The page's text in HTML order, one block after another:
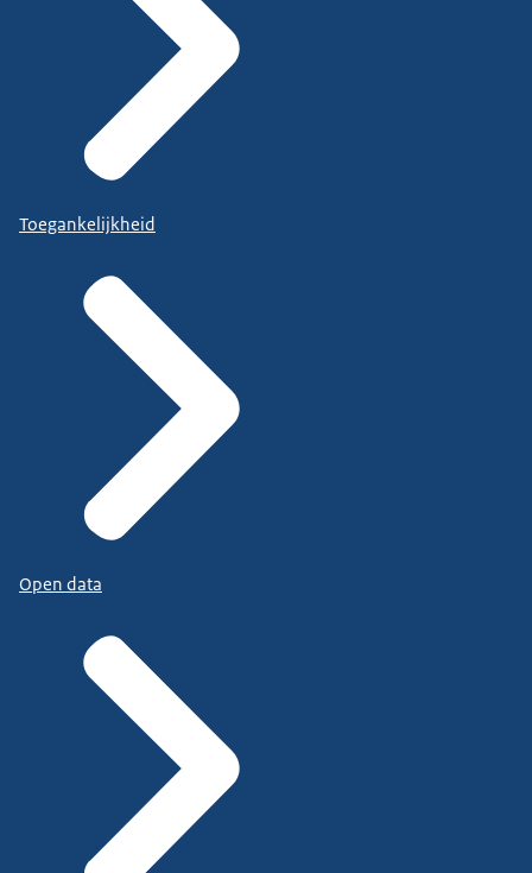
Toegankelijkheid
Open data